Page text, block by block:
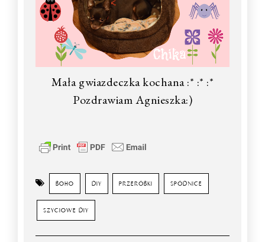
Mała gwiazdeczka kochana :* :* :*
Pozdrawiam Agnieszka:)
BOHO DIY PRZERÓBKI SPÓDNICE
SZYCIOWE DIY